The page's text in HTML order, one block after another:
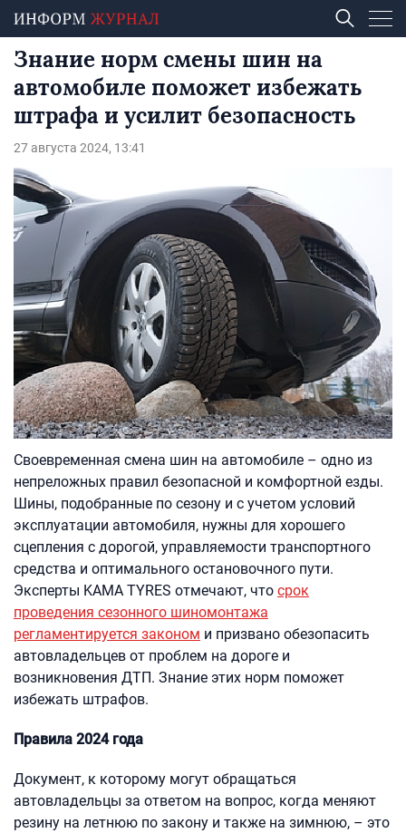
Знание норм смены шин на
автомобиле поможет избежать
штрафа и усилит безопасность
27 августа 2024, 13:41
Своевременная смена шин на автомобиле – одно из
непреложных правил безопасной и комфортной езды.
Шины, подобранные по сезону и с учетом условий
эксплуатации автомобиля, нужны для хорошего
сцепления с дорогой, управляемости транспортного
средства и оптимального остановочного пути.
Эксперты KAMA TYRES отмечают, что срок
проведения сезонного шиномонтажа
регламентируется законом и призвано обезопасить
автовладельцев от проблем на дороге и
возникновения ДТП. Знание этих норм поможет
избежать штрафов.
Правила 2024 года
Документ, к которому могут обращаться
автовладельцы за ответом на вопрос, когда меняют
резину на летнюю по закону и также на зимнюю, – это